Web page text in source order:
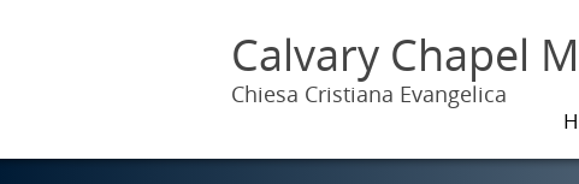
Calvary Chapel
Chiesa Cristiana Evangelica